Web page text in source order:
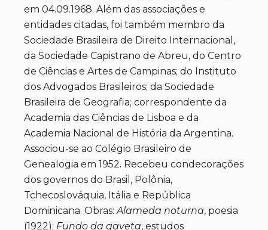
em 04.09.1968. Além das associações e
entidades citadas, foi também membro da
Sociedade Brasileira de Direito Internacional,
da Sociedade Capistrano de Abreu, do Centro
de Ciências e Artes de Campinas; do Instituto
dos Advogados Brasileiros; da Sociedade
Brasileira de Geografia; correspondente da
Academia das Ciências de Lisboa e da
Academia Nacional de História da Argentina.
Associou-se ao Colégio Brasileiro de
Genealogia em 1952. Recebeu condecorações
dos governos do Brasil, Polônia,
Tchecoslováquia, Itália e República
Dominicana. Obras:Alameda noturna, poesia
(1922); Fundo da gaveta, estudos